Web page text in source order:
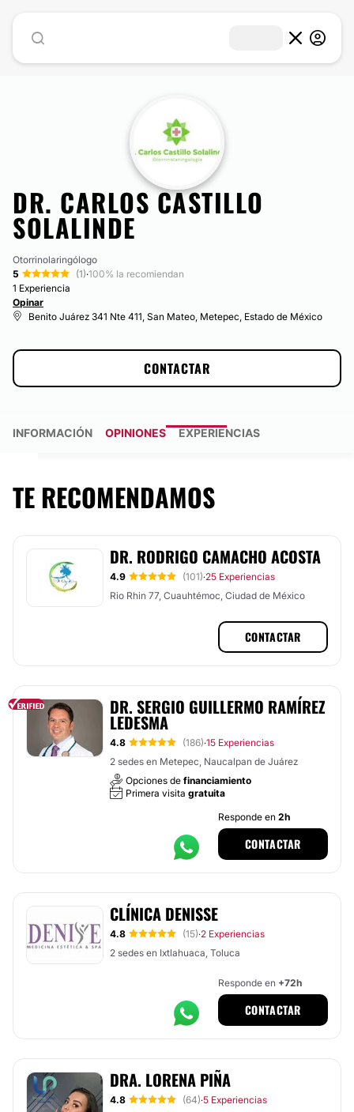
DR. CARLOS CASTILLO
SOLALINDE
Otorrinolaringólogo
5
(1)·100% la recomiendan
1 Experiencia
Opinar
Benito Juárez 341 Nte 411, San Mateo, Metepec, Estado de México
CONTACTAR
INFORMACIÓN OPINIONES EXPERIENCIAS
TE RECOMENDAMOS
DR. RODRIGO CAMACHO ACOSTA
4.9 (101)·25 Experiencias
Rio Rhin 77, Cuauhtémoc, Ciudad de México
CONTACTAR
DR. SERGIO GUILLERMO RAMÍREZ
LEDESMA
4.8 (186)·15 Experiencias
2 sedes en Metepec, Naucalpan de Juárez
Opciones de financiamiento
Primera visita gratuita
Responde en 2h
CONTACTAR
CLÍNICA DENISSE
4.8 (15)·2 Experiencias
2 sedes en Ixtlahuaca, Toluca
Responde en +72h
CONTACTAR
DRA. LORENA PIÑA
4.8 (64)·5 Experiencias